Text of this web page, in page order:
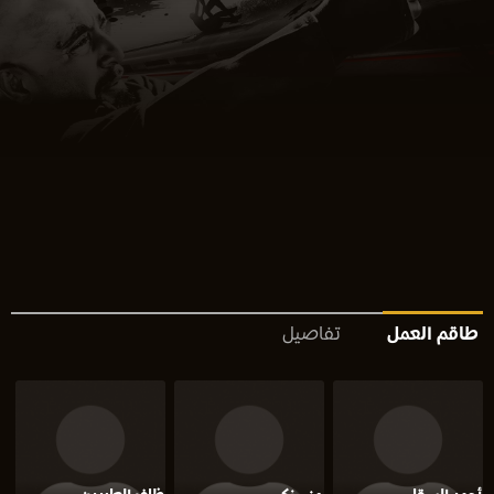
طاقم العمل تفاصيل